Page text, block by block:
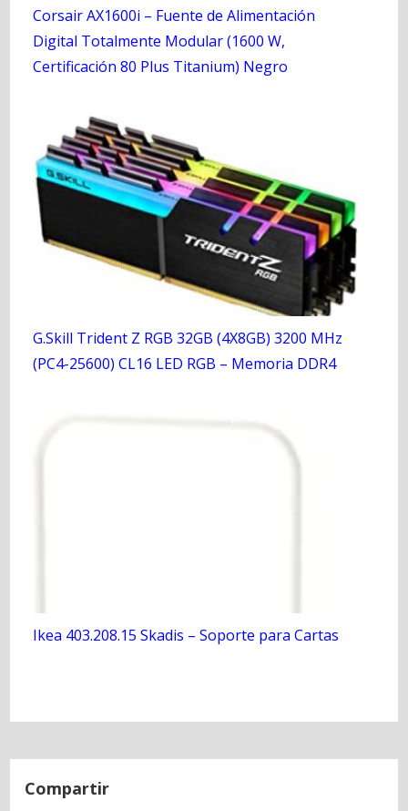
Corsair AX1600i – Fuente de Alimentación
Digital Totalmente Modular (1600 W,
Certificación 80 Plus Titanium) Negro
G.Skill Trident Z RGB 32GB (4X8GB) 3200 MHz
(PC4-25600) CL16 LED RGB – Memoria DDR4
Ikea 403.208.15 Skadis – Soporte para Cartas
N
Compartir